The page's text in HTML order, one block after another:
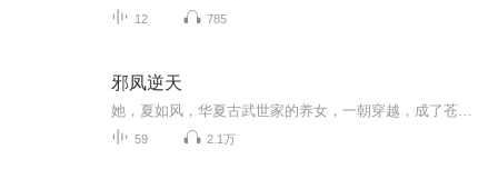
12 785
邪凤逆天
59 2.1万